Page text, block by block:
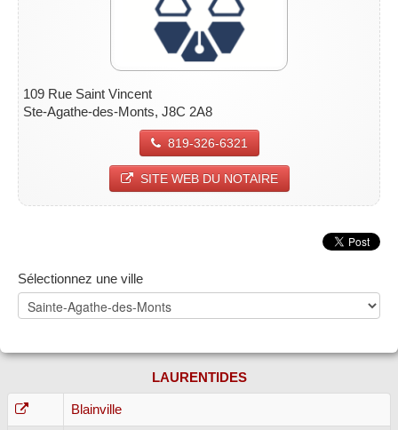
109 Rue Saint Vincent
Ste-Agathe-des-Monts, J8C 2A8
819-326-6321
SITE WEB DU NOTAIRE
Sélectionnez une ville
LAURENTIDES
Blainville